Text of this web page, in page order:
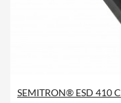
SEMITRON® ESD 410 C